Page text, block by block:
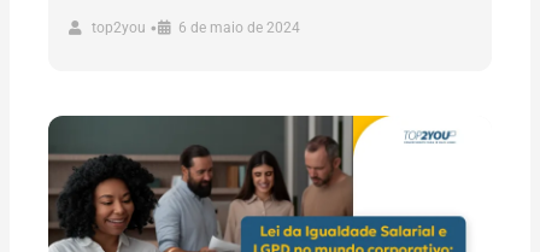
top2you • 6 de maio de 2024